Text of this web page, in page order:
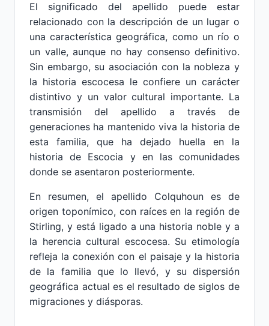
El significado del apellido puede estar
relacionado con la descripción de un lugar o
una característica geográfica, como un río o
un valle, aunque no hay consenso definitivo.
Sin embargo, su asociación con la nobleza y
la historia escocesa le confiere un carácter
distintivo y un valor cultural importante. La
transmisión del apellido a través de
generaciones ha mantenido viva la historia de
esta familia, que ha dejado huella en la
historia de Escocia y en las comunidades
donde se asentaron posteriormente.
En resumen, el apellido Colquhoun es de
origen toponímico, con raíces en la región de
Stirling, y está ligado a una historia noble y a
la herencia cultural escocesa. Su etimología
refleja la conexión con el paisaje y la historia
de la familia que lo llevó, y su dispersión
geográfica actual es el resultado de siglos de
migraciones y diásporas.